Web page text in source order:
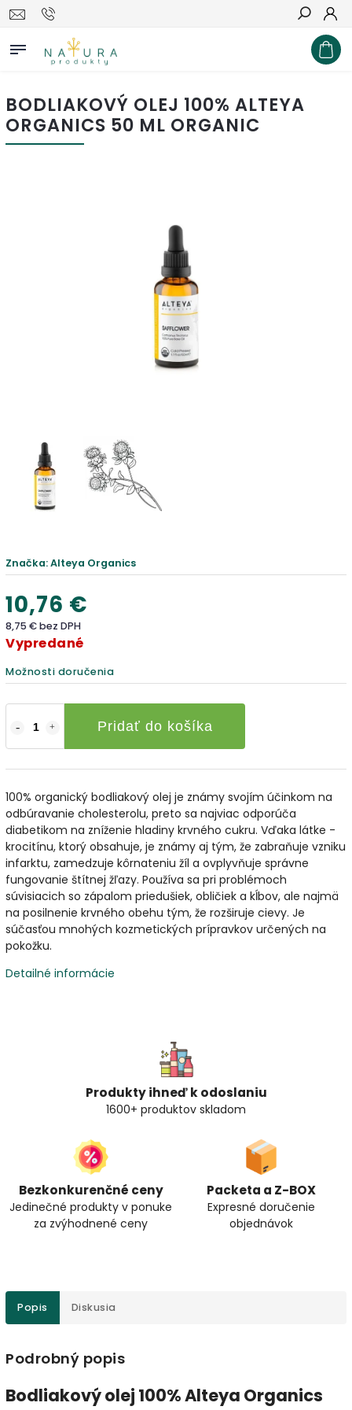
Hľadať
BODLIAKOVÝ OLEJ 100% ALTEYA
ORGANICS 50 ML ORGANIC
Značka:Alteya Organics
10,76 €
8,75 € bez DPH
Vypredané
Možnosti doručenia
Pridať do košíka
100% organický bodliakový olej je známy svojím účinkom na
odbúravanie cholesterolu, preto sa najviac odporúča
diabetikom na zníženie hladiny krvného cukru. Vďaka látke -
krocitínu, ktorý obsahuje, je známy aj tým, že zabraňuje vzniku
infarktu, zamedzuje kôrnateniu žíl a ovplyvňuje správne
fungovanie štítnej žľazy. Používa sa pri problémoch
súvisiacich so zápalom priedušiek, obličiek a kĺbov, ale najmä
na posilnenie krvného obehu tým, že rozširuje cievy. Je
súčasťou mnohých kozmetických prípravkov určených na
pokožku.
Detailné informácie
Produkty ihneď k odoslaniu
1600+ produktov skladom
Bezkonkurenčné ceny
Jedinečné produkty v ponuke
za zvýhodnené ceny
Packeta a Z-BOX
Expresné doručenie
objednávok
Popis Diskusia
Podrobný popis
Bodliakový olej 100% Alteya Organics